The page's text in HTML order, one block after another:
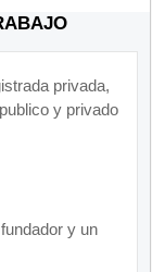
privada,
y privado
y un